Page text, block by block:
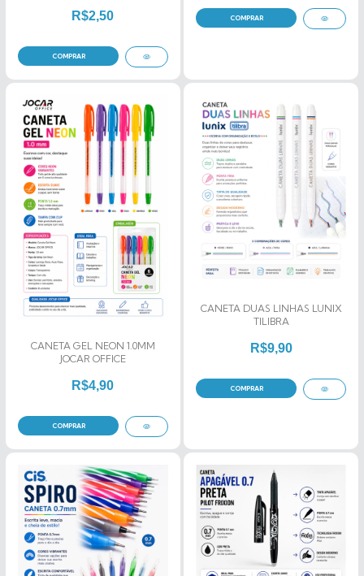
R$2,50
COMPRAR
COMPRAR
CANETA GEL NEON 1.0MM
JOCAR OFFICE
R$4,90
COMPRAR
CANETA DUAS LINHAS LUNIX
TILIBRA
R$9,90
COMPRAR